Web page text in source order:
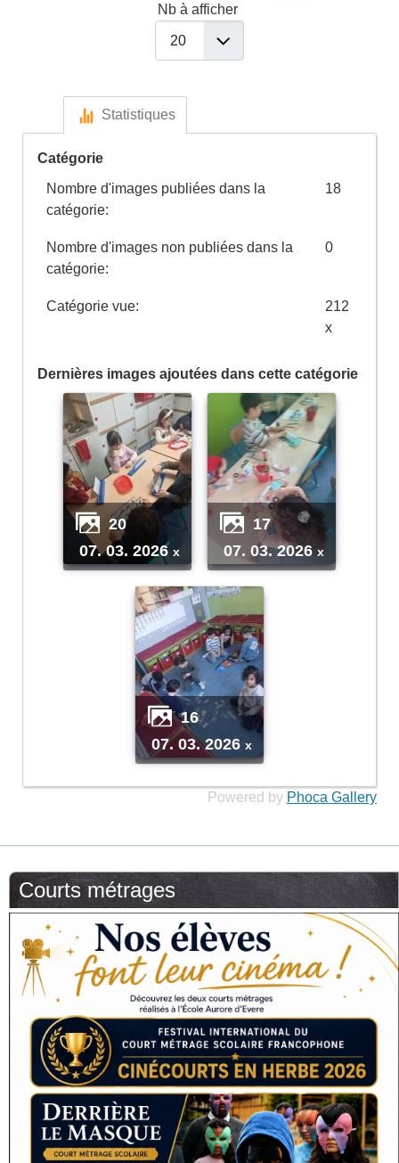
Nb à afficher
Statistiques
Catégorie
Nombre d'images publiées dans la
catégorie:
18
Nombre d'images non publiées dans la
catégorie:
0
Catégorie vue:
212
x
Dernières images ajoutées dans cette catégorie
20
07. 03. 2026x
17
07. 03. 2026x
16
07. 03. 2026x
Powered by Phoca Gallery
Courts métrages